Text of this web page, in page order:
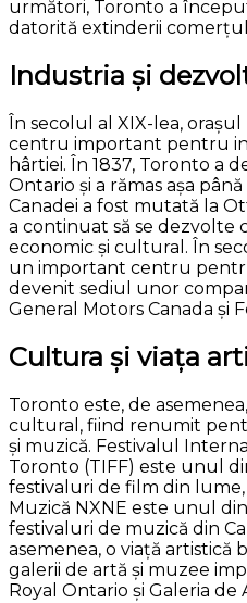
următori, Toronto a
datorită extinderii
Industria și
În secolul al XIX-lea,
centru important pentru
hârtiei. În 1837, Toronto a
Ontario și a rămas așa
Canadei a fost mutată la
a continuat să se
economic și cultural. În
un important centru
devenit sediul unor
General Motors Canada și
Cultura și viața
Toronto este, de
cultural, fiind renumit
și muzică. Festivalul
Toronto (TIFF) este unul
festivaluri de film din
Muzică NXNE este unul
festivaluri de muzică din
asemenea, o viață artistică
galerii de artă și muzee
Royal Ontario și Galeria de